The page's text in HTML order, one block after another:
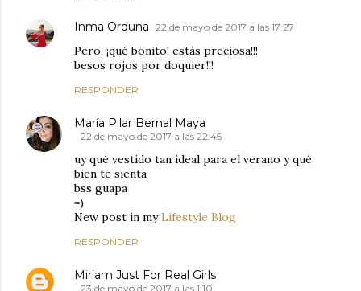
Inma Orduna 22 de mayo de 2017 a las 17:27
Pero, ¡qué bonito! estás preciosa!!!
besos rojos por doquier!!!
RESPONDER
María Pilar Bernal Maya
22 de mayo de 2017 a las 22:45
uy qué vestido tan ideal para el verano y qué
bien te sienta
bss guapa
=)
New post in myLifestyle Blog
RESPONDER
Miriam Just For Real Girls
23 de mayo de 2017 a las 1:10